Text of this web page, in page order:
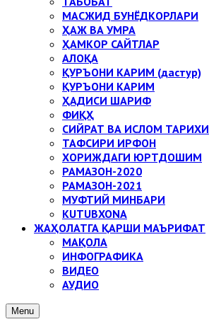
МАСЖИД БУНЁДКОРЛАРИ
ҲАЖ ВА УМРА
ҲАМКОР САЙТЛАР
АЛОҚА
ҚУРЪОНИ КАРИМ (дастур)
ҚУРЪОНИ КАРИМ
ҲАДИСИ ШАРИФ
ФИҚҲ
СИЙРАТ ВА ИСЛОМ ТАРИХИ
ТАФСИРИ ИРФОН
ХОРИЖДАГИ ЮРТДОШИМ
РАМАЗОН-2020
РАМАЗОН-2021
МУФТИЙ МИНБАРИ
KUTUBXONA
ЖАҲОЛАТГА ҚАРШИ МАЪРИФАТ
МАҚОЛА
ИНФОГРАФИКА
ВИДЕО
АУДИО
Menu